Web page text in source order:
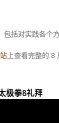
括对实践各个
上查看完整的
极拳8礼拜